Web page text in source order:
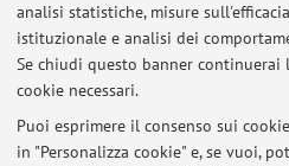
analisi statistiche, misure
istituzionale e analisi dei
Se chiudi questo banner continuerai
cookie necessari.
Puoi esprimere il consenso sui
in "Personalizza cookie" e, se vuoi,
Dipartimento di Sociologia e
Strada Maggiore 45, Bologna -